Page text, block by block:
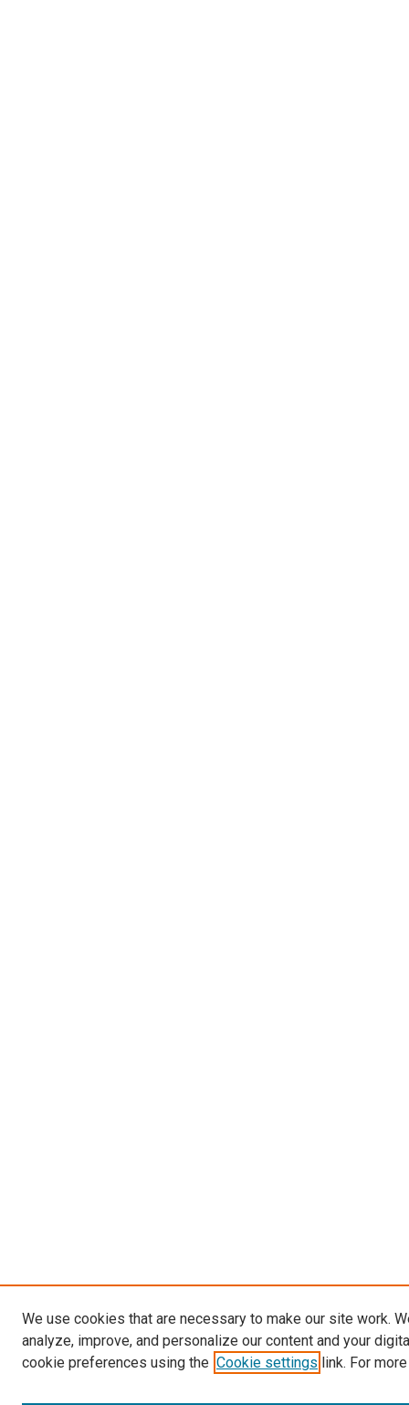
We use cookies that are necessary to make our site work.
analyze, improve, and personalize our content and your
cookie preferences using the Cookie settings link. For